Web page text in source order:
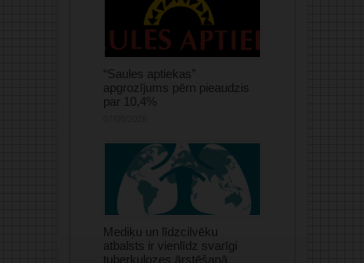
“Saules aptiekas”
apgrozījums pērn pieaudzis
par 10,4%
Mediķu un līdzcilvēku
atbalsts ir vienlīdz svarīgi
tuberkulozes ārstēšanā